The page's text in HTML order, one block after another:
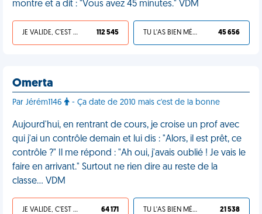
montre et a dit : "Vous avez 45 minutes." VDM
JE VALIDE, C'EST UNE VDM 112 545 TU L'AS BIEN MÉRITÉ 45 656
Omerta
Par Jérém1146 - Ça date de 2010 mais c'est de la bonne
Aujourd'hui, en rentrant de cours, je croise un prof avec
qui j'ai un contrôle demain et lui dis : "Alors, il est prêt, ce
contrôle ?" Il me répond : "Ah oui, j'avais oublié ! Je vais le
faire en arrivant." Surtout ne rien dire au reste de la
classe… VDM
JE VALIDE, C'EST UNE VDM 64 171 TU L'AS BIEN MÉRITÉ 21 538